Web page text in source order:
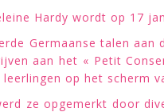
Hardy wordt op 17
Germaanse talen
aan het « Petit
op het scherm
ze opgemerkt door